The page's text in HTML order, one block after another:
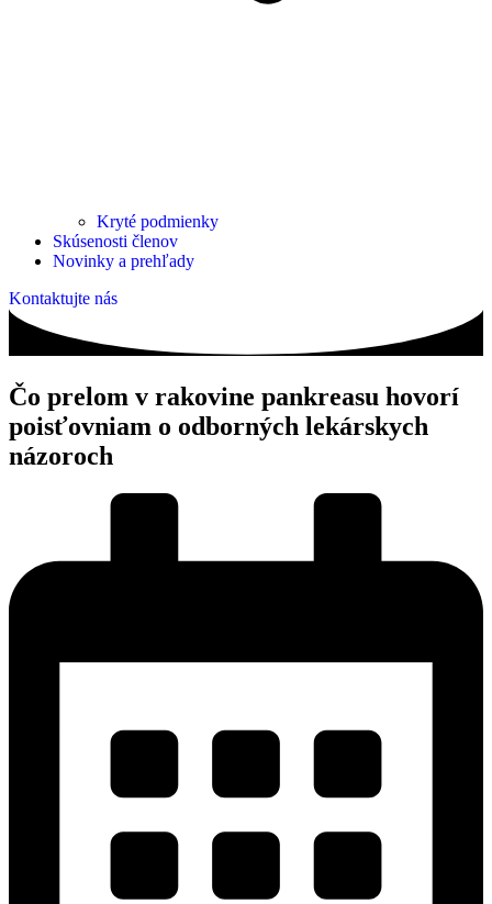
Kryté podmienky
Skúsenosti členov
Novinky a prehľady
Kontaktujte nás
Čo prelom v rakovine pankreasu hovorí
poisťovniam o odborných lekárskych
názoroch